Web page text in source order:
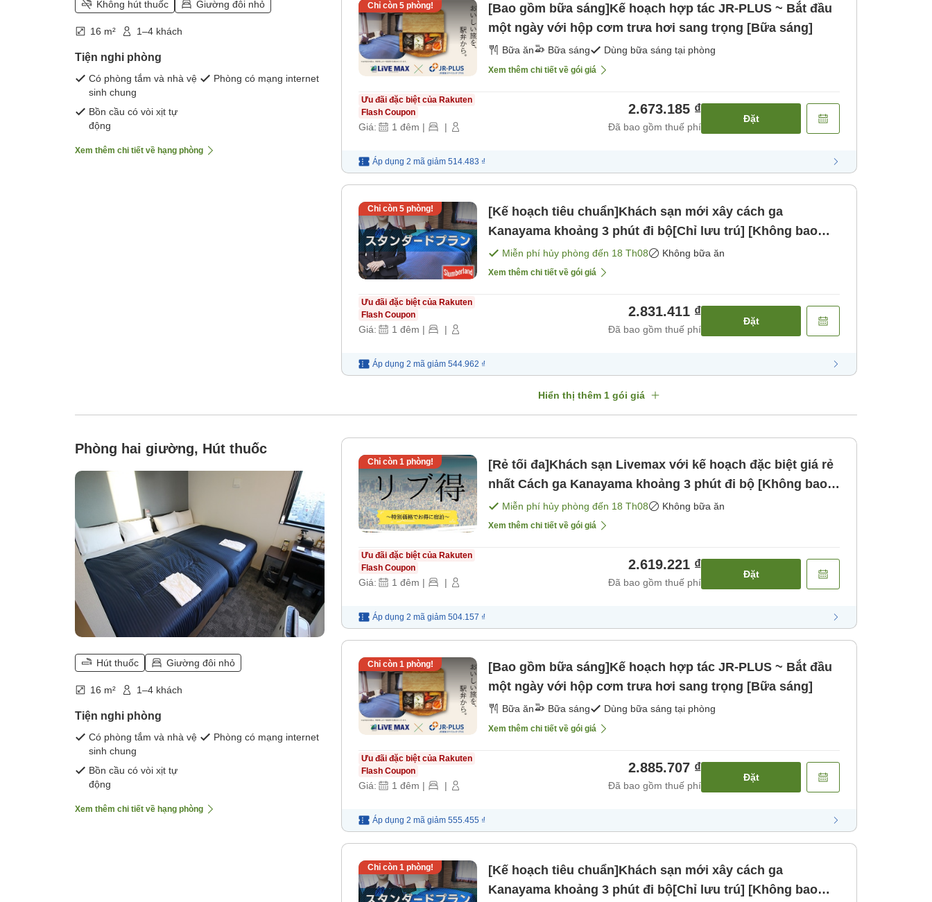
Không hút thuốc Giường đôi nhỏ
16 m² 1–4 khách
Tiện nghi phòng
Có phòng tắm và nhà vệ
sinh chung
Phòng có mạng internet
Bồn cầu có vòi xịt tự
động
Xem thêm chi tiết về hạng phòng
Chỉ còn 5phòng!
[Bao gồm bữa sáng]Kế hoạch hợp tác JR-PLUS ~ Bắt đầu
một ngày với hộp cơm trưa hơi sang trọng [Bữa sáng]
Bữa ăn Bữa sáng Dùng bữa sáng tại phòng
Xem thêm chi tiết về gói giá
Ưu đãi đặc biệt của Rakuten
Flash Coupon
Giá: 1 đêm | |
2.673.185 ₫
Đã bao gồm thuế phí
Đặt
Áp dụng 2 mã giảm 514.483 ₫
Chỉ còn 5phòng!
[Kế hoạch tiêu chuẩn]Khách sạn mới xây cách ga
Kanayama khoảng 3 phút đi bộ[Chỉ lưu trú] [Không bao
gồm bữa ăn]
Miễn phí hủy phòng đến 18 Th08 Không bữa ăn
Xem thêm chi tiết về gói giá
Ưu đãi đặc biệt của Rakuten
Flash Coupon
Giá: 1 đêm | |
2.831.411 ₫
Đã bao gồm thuế phí
Đặt
Áp dụng 2 mã giảm 544.962 ₫
Hiển thị thêm 1 gói giá
Phòng hai giường, Hút thuốc
Hút thuốc Giường đôi nhỏ
16 m² 1–4 khách
Tiện nghi phòng
Có phòng tắm và nhà vệ
sinh chung
Phòng có mạng internet
Bồn cầu có vòi xịt tự
động
Xem thêm chi tiết về hạng phòng
Chỉ còn 1 phòng!
[Rẻ tối đa]Khách sạn Livemax với kế hoạch đặc biệt giá rẻ
nhất Cách ga Kanayama khoảng 3 phút đi bộ [Không bao
gồm bữa sáng] [Không bao gồm bữa ăn]
Miễn phí hủy phòng đến 18 Th08 Không bữa ăn
Xem thêm chi tiết về gói giá
Ưu đãi đặc biệt của Rakuten
Flash Coupon
Giá: 1 đêm | |
2.619.221 ₫
Đã bao gồm thuế phí
Đặt
Áp dụng 2 mã giảm 504.157 ₫
Chỉ còn 1 phòng!
[Bao gồm bữa sáng]Kế hoạch hợp tác JR-PLUS ~ Bắt đầu
một ngày với hộp cơm trưa hơi sang trọng [Bữa sáng]
Bữa ăn Bữa sáng Dùng bữa sáng tại phòng
Xem thêm chi tiết về gói giá
Ưu đãi đặc biệt của Rakuten
Flash Coupon
Giá: 1 đêm | |
2.885.707 ₫
Đã bao gồm thuế phí
Đặt
Áp dụng 2 mã giảm 555.455 ₫
Chỉ còn 1 phòng!
[Kế hoạch tiêu chuẩn]Khách sạn mới xây cách ga
Kanayama khoảng 3 phút đi bộ[Chỉ lưu trú] [Không bao